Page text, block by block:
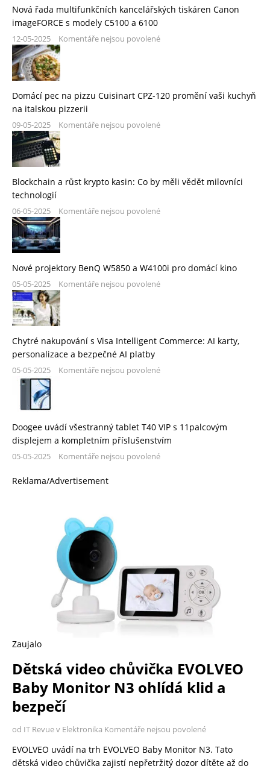
Nová řada multifunkčních kancelářských tiskáren Canon
imageFORCE s modely C5100 a 6100
12-05-2025 Komentáře nejsou povolené
Domácí pec na pizzu Cuisinart CPZ-120 promění vaši kuchyň
na italskou pizzerii
09-05-2025 Komentáře nejsou povolené
Blockchain a růst krypto kasin: Co by měli vědět milovníci
technologií
06-05-2025 Komentáře nejsou povolené
Nové projektory BenQ W5850 a W4100i pro domácí kino
05-05-2025 Komentáře nejsou povolené
Chytré nakupování s Visa Intelligent Commerce: AI karty,
personalizace a bezpečné AI platby
05-05-2025 Komentáře nejsou povolené
Doogee uvádí všestranný tablet T40 VIP s 11palcovým
displejem a kompletním příslušenstvím
05-05-2025 Komentáře nejsou povolené
Reklama/Advertisement
Zaujalo
Dětská video chůvička EVOLVEO
Baby Monitor N3 ohlídá klid a
bezpečí
od IT Revue v Elektronika Komentáře nejsou povolené
EVOLVEO uvádí na trh EVOLVEO Baby Monitor N3. Tato
dětská video chůvička zajistí nepřetržitý dozor dítěte až do